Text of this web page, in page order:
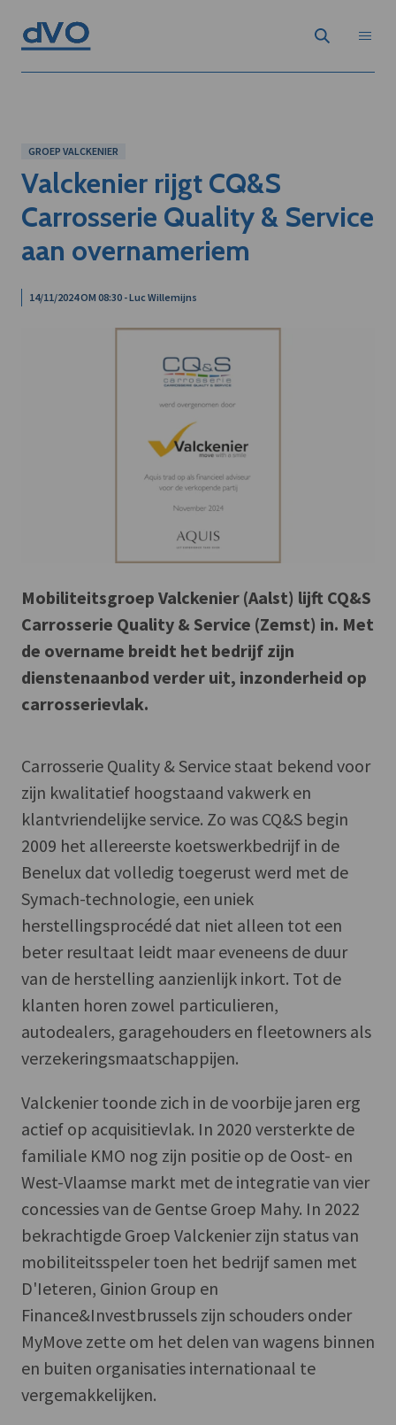
GROEP VALCKENIER
Valckenier rijgt CQ&S
Carrosserie Quality & Service
aan overnameriem
14/11/2024 OM 08:30 - Luc Willemijns
Mobiliteitsgroep Valckenier (Aalst) lijft CQ&S
Carrosserie Quality & Service (Zemst) in. Met
de overname breidt het bedrijf zijn
dienstenaanbod verder uit, inzonderheid op
carrosserievlak.
Carrosserie Quality & Service staat bekend voor
zijn kwalitatief hoogstaand vakwerk en
klantvriendelijke service. Zo was CQ&S begin
2009 het allereerste koetswerkbedrijf in de
Benelux dat volledig toegerust werd met de
Symach-technologie, een uniek
herstellingsprocédé dat niet alleen tot een
beter resultaat leidt maar eveneens de duur
van de herstelling aanzienlijk inkort. Tot de
klanten horen zowel particulieren,
autodealers, garagehouders en fleetowners als
verzekeringsmaatschappijen.
Valckenier toonde zich in de voorbije jaren erg
actief op acquisitievlak. In 2020 versterkte de
familiale KMO nog zijn positie op de Oost- en
West-Vlaamse markt met de integratie van vier
concessies van de Gentse Groep Mahy. In 2022
bekrachtigde Groep Valckenier zijn status van
mobiliteitsspeler toen het bedrijf samen met
D'Ieteren, Ginion Group en
Finance&Investbrussels zijn schouders onder
MyMove zette om het delen van wagens binnen
en buiten organisaties internationaal te
vergemakkelijken.